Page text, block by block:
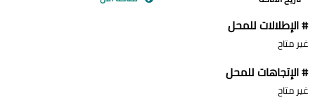
# الإطلالات للمحل
غير متاح
# الإتجاهات للمحل
غير متاح